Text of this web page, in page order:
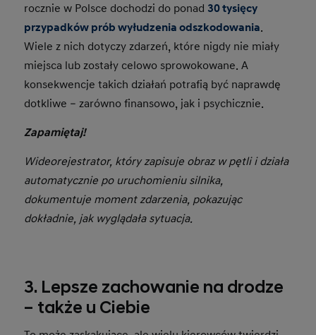
rocznie w Polsce dochodzi do ponad 30 tysięcy
przypadków prób wyłudzenia odszkodowania.
Wiele z nich dotyczy zdarzeń, które nigdy nie miały
miejsca lub zostały celowo sprowokowane. A
konsekwencje takich działań potrafią być naprawdę
dotkliwe – zarówno finansowo, jak i psychicznie.
Zapamiętaj!
Wideorejestrator, który zapisuje obraz w pętli i działa
automatycznie po uruchomieniu silnika,
dokumentuje moment zdarzenia, pokazując
dokładnie, jak wyglądała sytuacja.
3. Lepsze zachowanie na drodze
– także u Ciebie